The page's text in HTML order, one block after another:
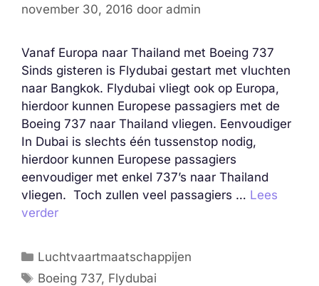
november 30, 2016 door admin
Vanaf Europa naar Thailand met Boeing 737
Sinds gisteren is Flydubai gestart met vluchten
naar Bangkok. Flydubai vliegt ook op Europa,
hierdoor kunnen Europese passagiers met de
Boeing 737 naar Thailand vliegen. Eenvoudiger
In Dubai is slechts één tussenstop nodig,
hierdoor kunnen Europese passagiers
eenvoudiger met enkel 737’s naar Thailand
vliegen. Toch zullen veel passagiers … Lees
verder
Categorieën
Luchtvaartmaatschappijen
Tags
Boeing 737, Flydubai